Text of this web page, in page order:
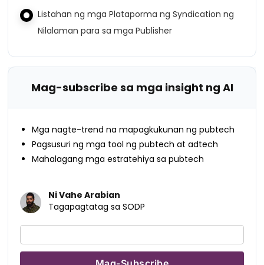
Listahan ng mga Plataporma ng Syndication ng
Nilalaman para sa mga Publisher
Mag-subscribe sa mga insight ng AI
Mga nagte-trend na mapagkukunan ng pubtech
Pagsusuri ng mga tool ng pubtech at adtech
Mahalagang mga estratehiya sa pubtech
Ni Vahe Arabian
Tagapagtatag sa SODP